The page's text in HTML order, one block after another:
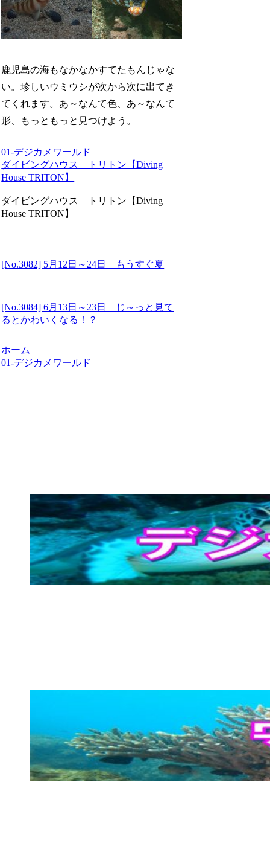
鹿児島の海もなかなかすてたもんじゃな
い。珍しいウミウシが次から次に出てき
てくれます。あ～なんて色、あ～なんて
形、もっともっと見つけよう。
01-デジカメワールド
ダイビングハウス トリトン【Diving
House TRITON】
ダイビングハウス トリトン【Diving
House TRITON】
[No.3082] 5月12日～24日 もうすぐ夏
[No.3084] 6月13日～23日 じ～っと見て
るとかわいくなる！？
ホーム
01-デジカメワールド